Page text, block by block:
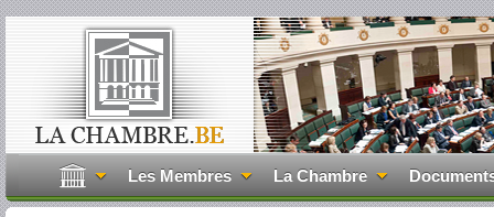
Les Membres La Chambre